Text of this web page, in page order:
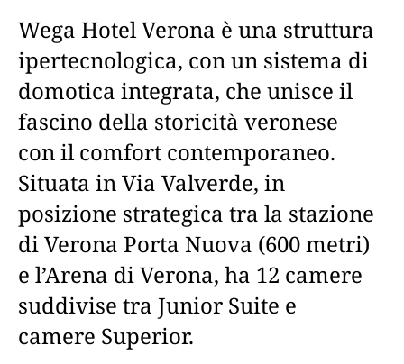
Wega Hotel Verona è una struttura
ipertecnologica, con un sistema di
domotica integrata, che unisce il
fascino della storicità veronese
con il comfort contemporaneo.
Situata in Via Valverde, in
posizione strategica tra la stazione
di Verona Porta Nuova (600 metri)
e l’Arena di Verona, ha 12 camere
suddivise tra Junior Suite e
camere Superior.